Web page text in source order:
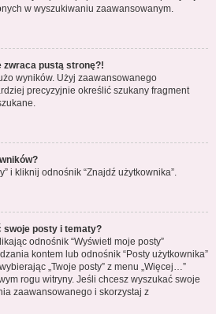
w wyszukiwaniu zaawansowanym.
zwraca pustą stronę?!
wyników. Użyj zaawansowanego
precyzyjnie określić szukany fragment
i kliknij odnośnik “Znajdź użytkownika”.
swoje posty i tematy?
odnośnik “Wyświetl moje posty”
kontem lub odnośnik “Posty użytkownika”
„Twoje posty” z menu „Więcej…”
rogu witryny. Jeśli chcesz wyszukać swoje
zaawansowanego i skorzystaj z